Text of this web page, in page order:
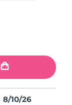
8/10/26